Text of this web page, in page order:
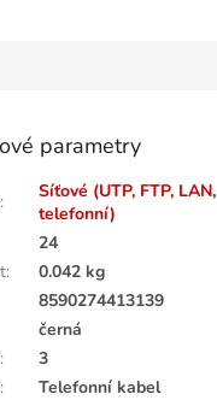
parametry
:
Síťové (UTP, FTP, LAN,
telefonní)
24
:
0.042 kg
8590274413139
černá
:
3
:
Telefonní kabel